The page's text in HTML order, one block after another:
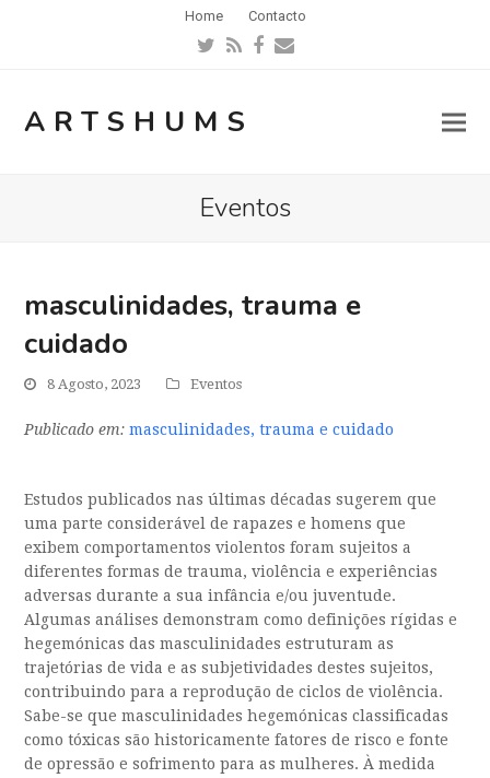
Home Contacto
Twitter
RSSFacebook
Email
ARTSHUMS
Eventos
masculinidades, trauma e
cuidado
8 Agosto, 2023 Eventos
Publicado em: masculinidades, trauma e cuidado
Estudos publicados nas últimas décadas sugerem que
uma parte considerável de rapazes e homens que
exibem comportamentos violentos foram sujeitos a
diferentes formas de trauma, violência e experiências
adversas durante a sua infância e/ou juventude.
Algumas análises demonstram como definições rígidas e
hegemónicas das masculinidades estruturam as
trajetórias de vida e as subjetividades destes sujeitos,
contribuindo para a reprodução de ciclos de violência.
Sabe-se que masculinidades hegemónicas classificadas
como tóxicas são historicamente fatores de risco e fonte
de opressão e sofrimento para as mulheres. À medida